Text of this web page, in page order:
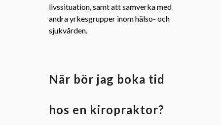
livssituation, samt att samverka med
andra yrkesgrupper inom hälso- och
sjukvården.
När bör jag boka tid
hos en kiropraktor?